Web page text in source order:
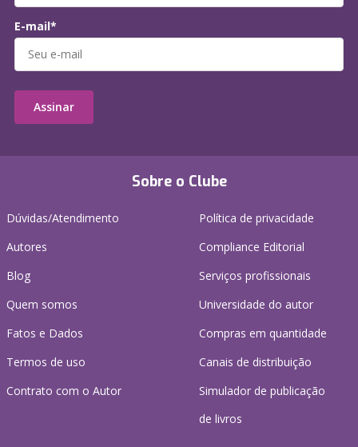
Sobre o Clube
Dúvidas/Atendimento
Autores
Blog
Quem somos
Fatos e Dados
Termos de uso
Contrato com o Autor
Política de privacidade
Compliance Editorial
Serviços profissionais
Universidade do autor
Compras em quantidade
Canais de distribuição
Simulador de publicação
de livros
E-mail*
Assinar